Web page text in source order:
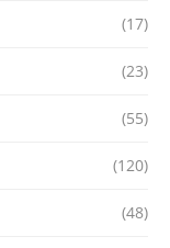
(17)
(23)
(55)
(120)
(48)